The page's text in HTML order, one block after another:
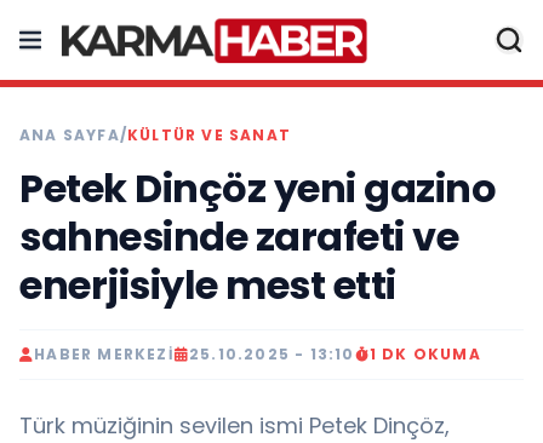
ANA SAYFA/KÜLTÜR VE SANAT
Petek Dinçöz yeni gazino
sahnesinde zarafeti ve
enerjisiyle mest etti
HABER MERKEZI 25.10.2025 - 13:10 1 DK OKUMA
Türk müziğinin sevilen ismi Petek Dinçöz,